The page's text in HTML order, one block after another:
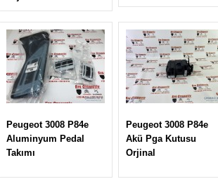
Peugeot 3008 P84e
Aluminyum Pedal
Takımı
Peugeot 3008 P84e
Akü Pga Kutusu
Orjinal